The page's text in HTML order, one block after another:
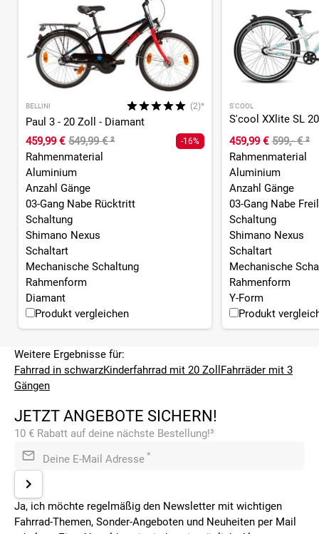
BELLINI (2)*
Paul 3 - 20 Zoll - Diamant
459,99 € 549,99 €² -16%
Rahmenmaterial
Aluminium
Anzahl Gänge
03-Gang Nabe Rücktritt
Schaltung
Shimano Nexus
Schaltart
Mechanische Schaltung
Rahmenform
Diamant
Produkt vergleichen
S'COOL
459,99 € 599,- €²
Rahmenmaterial
Aluminium
Anzahl Gänge
03-Gang Nabe
Schaltung
Shimano Nexus
Schaltart
Mechanische
Rahmenform
Y-Form
Produkt
Weitere Ergebnisse für:
Fahrrad in schwarzKinderfahrrad mit 20 Zoll Fahrräder mit 3
Gängen
JETZT ANGEBOTE SICHERN!
10 € Rabatt auf deine nächste Bestellung!³
Deine E-Mail Adresse *
Ja, ich möchte regelmäßig den Newsletter mit wichtigen
Fahrrad-Themen, Sonder-Angeboten und Neuheiten per Mail